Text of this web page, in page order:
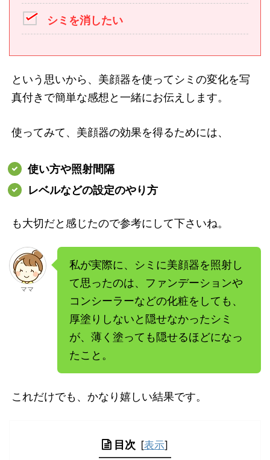
シミを消したい
という思いから、美顔器を使ってシミの変化を写
真付きで簡単な感想と一緒にお伝えします。
使ってみて、美顔器の効果を得るためには、
使い方や照射間隔
レベルなどの設定のやり方
も大切だと感じたので参考にして下さいね。
ママ
私が実際に、シミに美顔器を照射し
て思ったのは、ファンデーションや
コンシーラーなどの化粧をしても、
厚塗りしないと隠せなかったシミ
が、薄く塗っても隠せるほどになっ
たこと。
これだけでも、かなり嬉しい結果です。
目次 [表示]